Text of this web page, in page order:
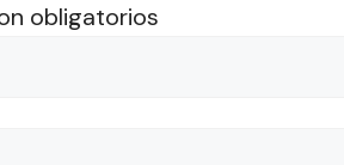
obligatorios